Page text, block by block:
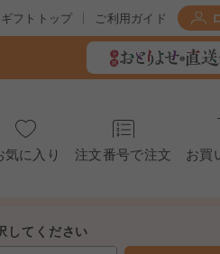
ギフトトップ ご利用ガイド
気に入り 注文番号で注文 お買
してください